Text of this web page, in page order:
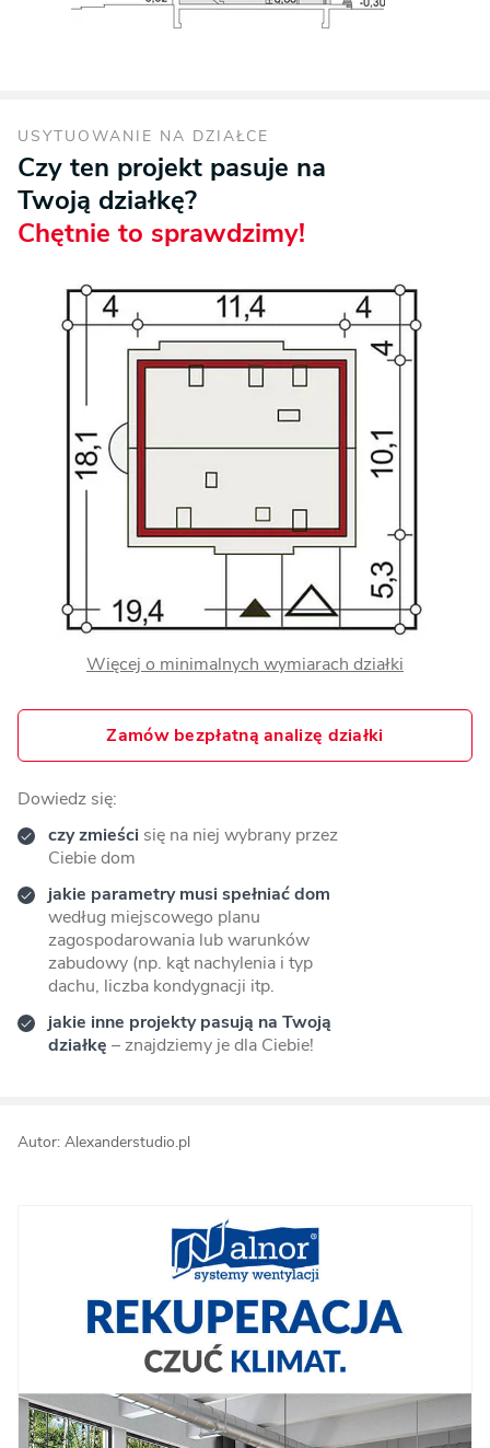
USYTUOWANIE NA DZIAŁCE
Czy ten projekt pasuje na
Twoją działkę?
Chętnie to sprawdzimy!
Więcej o minimalnych wymiarach działki
Zamów bezpłatną analizę działki
Dowiedz się:
czy zmieści się na niej wybrany przez
Ciebie dom
jakie parametry musi spełniać dom
według miejscowego planu
zagospodarowania lub warunków
zabudowy (np. kąt nachylenia i typ
dachu, liczba kondygnacji itp.
jakie inne projekty pasują na Twoją
działkę – znajdziemy je dla Ciebie!
Autor: Alexanderstudio.pl